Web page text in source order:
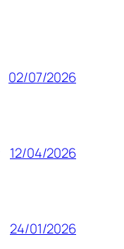
02/07/2026
12/04/2026
24/01/2026